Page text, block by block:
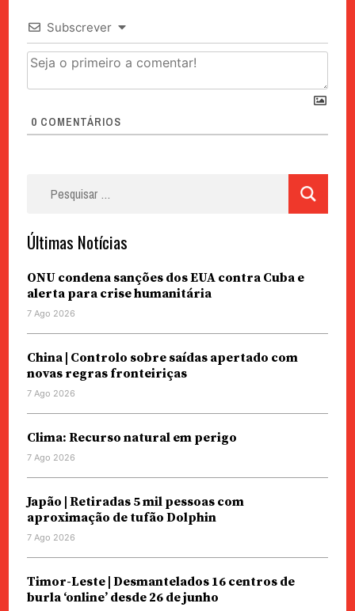
Subscrever
0 COMENTÁRIOS
Últimas Notícias
ONU condena sanções dos EUA contra Cuba e
alerta para crise humanitária
7 Ago 2026
China | Controlo sobre saídas apertado com
novas regras fronteiriças
7 Ago 2026
Clima: Recurso natural em perigo
7 Ago 2026
Japão | Retiradas 5 mil pessoas com
aproximação de tufão Dolphin
7 Ago 2026
Timor-Leste | Desmantelados 16 centros de
burla ‘online’ desde 26 de junho